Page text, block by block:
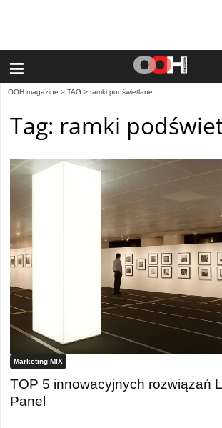
≡
OOH magazine > TAG > ramki podświetlane
Tag: ramki
Marketing MIX
TOP 5 innowacyjnych rozwiązań
Panel